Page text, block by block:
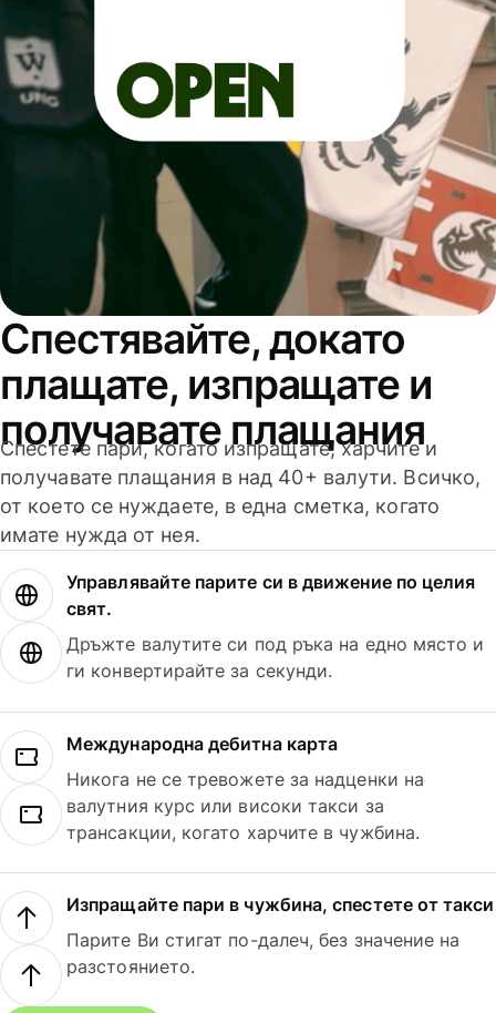
Спестявайте, докато
плащате, изпращате и
получавате плащания
Спестете пари, когато изпращате, харчите и
получавате плащания в над 40+ валути. Всичко,
от което се нуждаете, в една сметка, когато
имате нужда от нея.
Управлявайте парите си в движение по целия
свят.
Дръжте валутите си под ръка на едно място и
ги конвертирайте за секунди.
Международна дебитна карта
Никога не се тревожете за надценки на
валутния курс или високи такси за
трансакции, когато харчите в чужбина.
Изпращайте пари в чужбина, спестете от такси
Парите Ви стигат по-далеч, без значение на
разстоянието.